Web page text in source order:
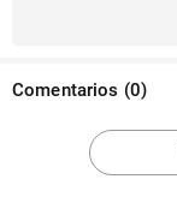
Comentarios (0)